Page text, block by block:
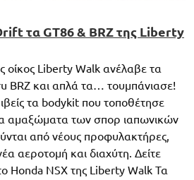
τα GT86 & BRZ της Liberty
οίκος Liberty Walk ανέλαβε τα
BRZ και απλά τα… τουμπάνιασε!
τα bodykit που τοποθέτησε
αμαξώματα των σπορ ιαπωνικών
από νέους προφυλακτήρες,
αεροτομή και διαχύτη. Δείτε
Honda NSX της Liberty Walk Τα